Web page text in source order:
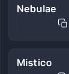
Nebulae
Mistico